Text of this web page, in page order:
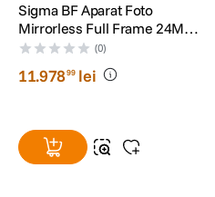
careia puteti realiza fisiere .GIF
ale imaginii se misca, in timp ce
Sigma BF Aparat Foto
Mirrorless Full Frame 24MP
6k30p Argintiu
(0)
11.97899 lei